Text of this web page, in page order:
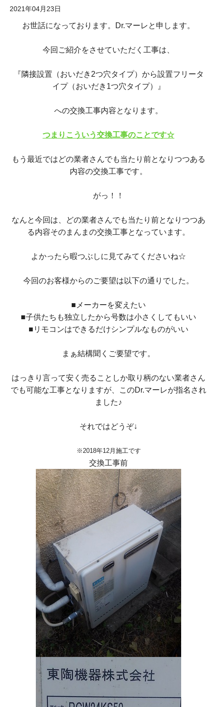
2021年04月23日
お世話になっております。Dr.マーレと申します。
今回ご紹介をさせていただく工事は、
『隣接設置（おいだき2つ穴タイプ）から設置フリータ
イプ（おいだき1つ穴タイプ）』
への交換工事内容となります。
つまりこういう交換工事のことです☆
もう最近ではどの業者さんでも当たり前となりつつある
内容の交換工事です。
がっ！！
なんと今回は、どの業者さんでも当たり前となりつつあ
る内容そのまんまの交換工事となっています。
よかったら暇つぶしに見てみてくださいね☆
今回のお客様からのご要望は以下の通りでした。
■メーカーを変えたい
■子供たちも独立したから号数は小さくしてもいい
■リモコンはできるだけシンプルなものがいい
まぁ結構聞くご要望です。
はっきり言って安く売ることしか取り柄のない業者さん
でも可能な工事となりますが、このDr.マーレが指名され
ました♪
それではどうぞ↓
※2018年12月施工です
交換工事前